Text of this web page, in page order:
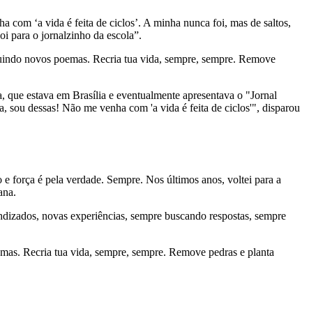
com ‘a vida é feita de ciclos’. A minha nunca foi, mas de saltos,
para o jornalzinho da escola”.
novos poemas. Recria tua vida, sempre, sempre. Remove
estava em Brasília e eventualmente apresentava o "Jornal
dessas! Não me venha com 'a vida é feita de ciclos'", disparou
força é pela verdade. Sempre. Nos últimos anos, voltei para a
novas experiências, sempre buscando respostas, sempre
Recria tua vida, sempre, sempre. Remove pedras e planta